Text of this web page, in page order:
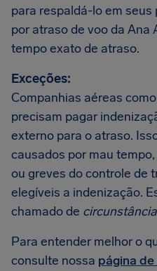
para respaldá-lo em
por atraso de voo da Ana
tempo exato de atraso.
Exceções:
Companhias aéreas
precisam pagar
externo para o atraso.
causados por mau
ou greves do controle de
elegíveis a indenização.
chamado de
Para entender melhor o
consulte nossa página